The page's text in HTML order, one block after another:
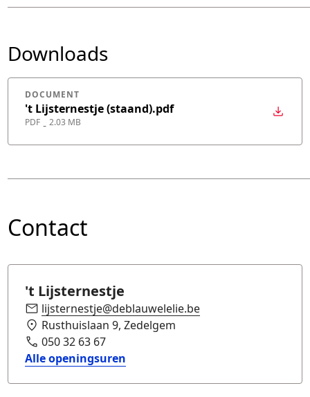
Downloads
DOCUMENT
't Lijsternestje (staand).pdf
PDF- 2.03 MB
Contact
't Lijsternestje
lijsternestje@deblauwelelie.be
Rusthuislaan 9, Zedelgem
050 32 63 67
Alle openingsuren